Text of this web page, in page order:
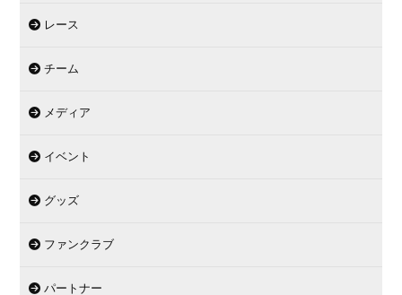
レース
チーム
メディア
イベント
グッズ
ファンクラブ
パートナー